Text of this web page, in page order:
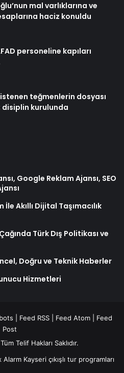
mal varlıklarına ve
haciz konuldu
personeline kapıları
teğmenlerin dosyası
disiplin kurulunda
Google Reklam Ajansı, SEO
Akıllı Dijital Taşımacılık
Türk Dış Politikası ve
Doğru ve Teknik Haberler
Hizmetleri
Feed RSS Feed Atom
Feed
Post
Telif Hakları Saklıdır.
Alarm Kayseri çıkışlı tur programları